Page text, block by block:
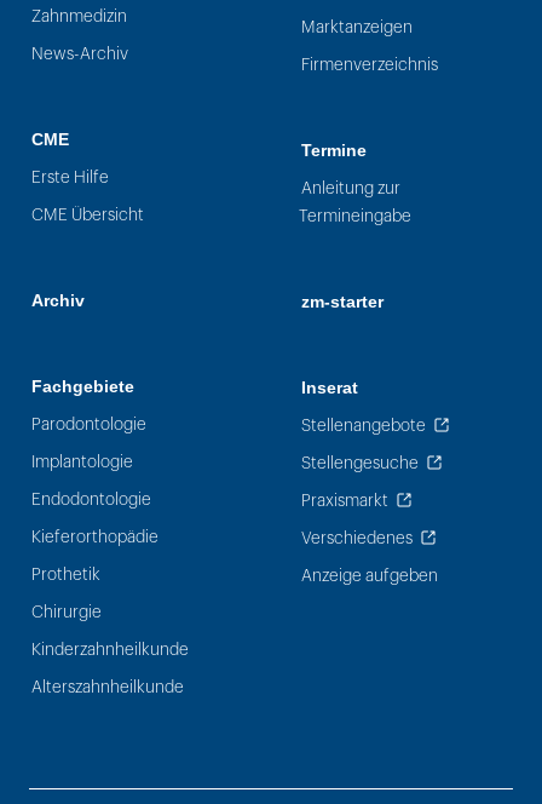
Zahnmedizin
News-Archiv
CME
Erste Hilfe
CME Übersicht
Archiv
Fachgebiete
Parodontologie
Implantologie
Endodontologie
Kieferorthopädie
Prothetik
Chirurgie
Kinderzahnheilkunde
Alterszahnheilkunde
Marktanzeigen
Firmenverzeichnis
Termine
Anleitung zur
Termineingabe
zm-starter
Inserat
Stellenangebote
Stellengesuche
Praxismarkt
Verschiedenes
Anzeige aufgeben